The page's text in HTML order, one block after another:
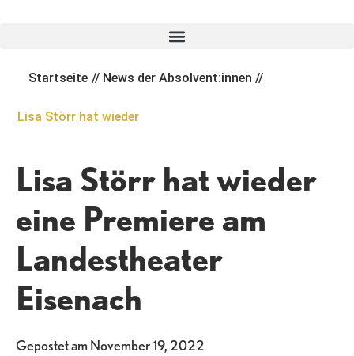
Startseite // News der Absolvent:innen //
Lisa Störr hat wieder
Lisa Störr hat wieder
eine Premiere am
Landestheater
Eisenach
Gepostet amNovember 19, 2022